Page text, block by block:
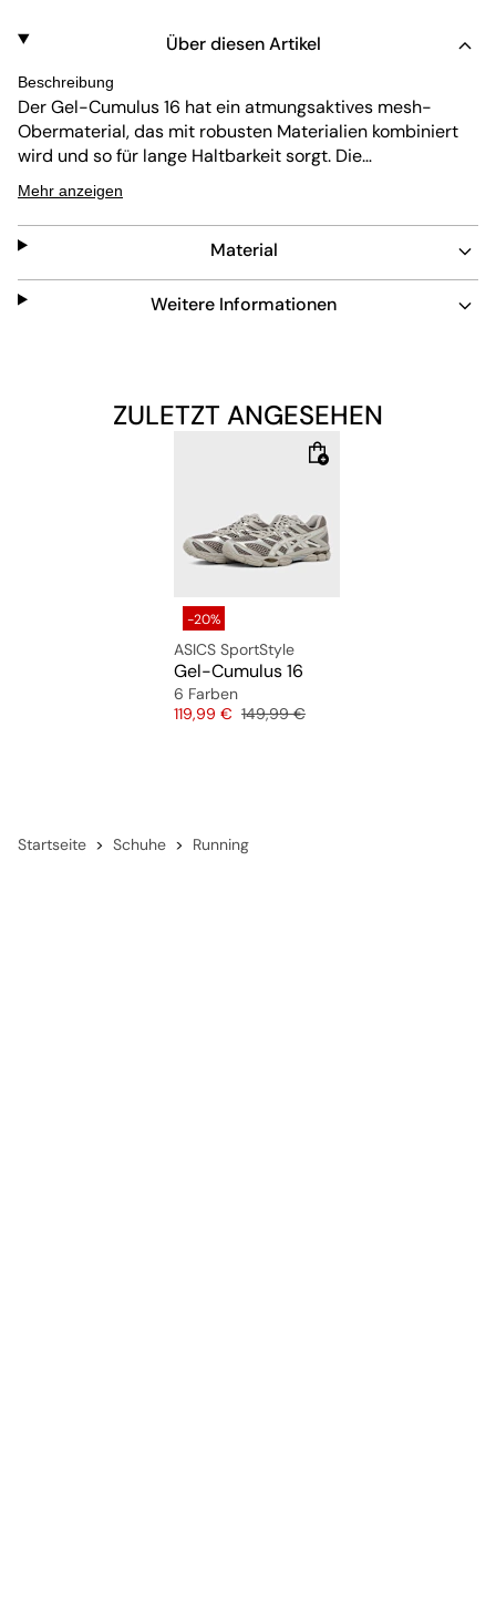
Über diesen Artikel
Beschreibung
Der Gel-Cumulus 16 hat ein atmungsaktives mesh-
Obermaterial, das mit robusten Materialien kombiniert
wird und so für lange Haltbarkeit sorgt. Die
stoßdämpfende Sohle bietet Komfort auch bei längerem
Tragen. Mit seiner niedrig geschnittenen Silhouette und
der Schnürung verbindet er guten Halt mit Flexibilität.
Die abriebfeste Außensohle macht ihn besonders
langlebig und pflegeleicht.
Mehr anzeigen
Material
Weitere Informationen
ZULETZT ANGESEHEN
-20%
ASICS SportStyle
Gel-Cumulus 16
6 Farben
Preis
119,99 € Originalpreis
149,99 €
Startseite Schuhe Running